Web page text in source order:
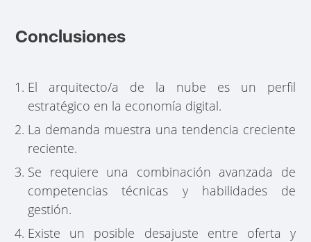
Conclusiones
El arquitecto/a de la nube es un perfil
estratégico en la economía digital.
La demanda muestra una tendencia creciente
reciente.
Se requiere una combinación avanzada de
competencias técnicas y habilidades de
gestión.
Existe un posible desajuste entre oferta y